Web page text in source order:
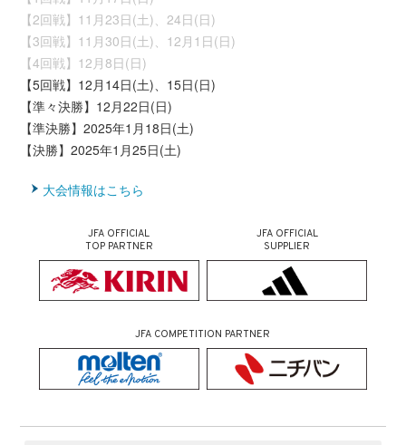
【2回戦】11月23日(土)、24日(日)
【3回戦】11月30日(土)、12月1日(日)
【4回戦】12月8日(日)
【5回戦】12月14日(土)、15日(日)
【準々決勝】12月22日(日)
【準決勝】2025年1月18日(土)
【決勝】2025年1月25日(土)
大会情報はこちら
JFA OFFICIAL
TOP PARTNER
JFA OFFICIAL
SUPPLIER
JFA COMPETITION PARTNER